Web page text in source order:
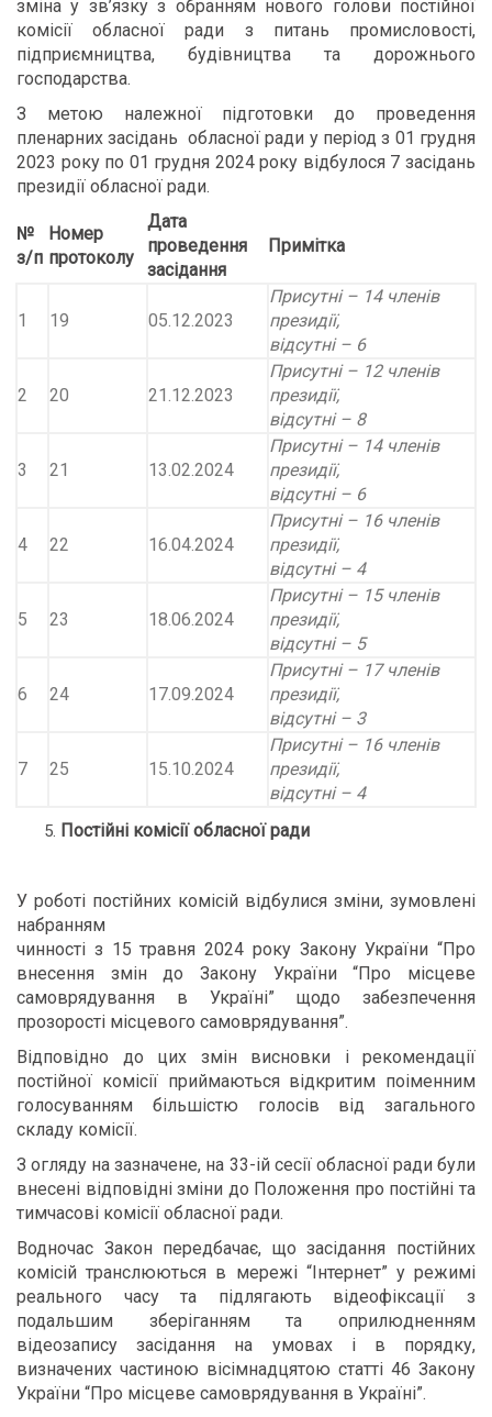
зміна у зв’язку з обранням нового голови постійної
комісії обласної ради з питань промисловості,
підприємництва, будівництва та дорожнього
господарства.
З метою належної підготовки до проведення
пленарних засідань обласної ради у період з 01 грудня
2023 року по 01 грудня 2024 року відбулося 7 засідань
президії обласної ради.
№
з/п
Номер
протоколу
Дата
проведення
засідання
Примітка
1 19 05.12.2023
Присутні – 14 членів
президії,
відсутні – 6
2 20 21.12.2023
Присутні – 12 членів
президії,
відсутні – 8
3 21 13.02.2024
Присутні – 14 членів
президії,
відсутні – 6
4 22 16.04.2024
Присутні – 16 членів
президії,
відсутні – 4
5 23 18.06.2024
Присутні – 15 членів
президії,
відсутні – 5
6 24 17.09.2024
Присутні – 17 членів
президії,
відсутні – 3
7 25 15.10.2024
Присутні – 16 членів
президії,
відсутні – 4
Постійні комісії обласної ради
У роботі постійних комісій відбулися зміни, зумовлені
набранням
чинності з 15 травня 2024 року Закону України “Про
внесення змін до Закону України “Про місцеве
самоврядування в Україні” щодо забезпечення
прозорості місцевого самоврядування”.
Відповідно до цих змін висновки і рекомендації
постійної комісії приймаються відкритим поіменним
голосуванням більшістю голосів від загального
складу комісії.
З огляду на зазначене, на 33-ій сесії обласної ради були
внесені відповідні зміни до Положення про постійні та
тимчасові комісії обласної ради.
Водночас Закон передбачає, що засідання постійних
комісій транслюються в мережі “Інтернет” у режимі
реального часу та підлягають відеофіксації з
подальшим зберіганням та оприлюдненням
відеозапису засідання на умовах і в порядку,
визначених частиною вісімнадцятою статті 46 Закону
України “Про місцеве самоврядування в Україні”.